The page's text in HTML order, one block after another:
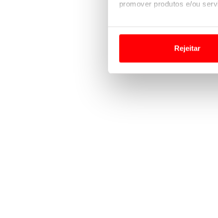
promover produtos e/ou
Usamos cookies para
funcionalidades de redes
Adicionalmente
Rejeitar